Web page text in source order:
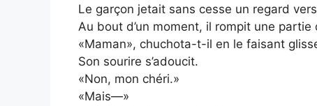
Le garçon jetait sans cesse un regard
Au bout d’un moment, il rompit une
«Maman», chuchota-t-il en le faisant
Son sourire s’adoucit.
«Non, mon chéri.»
«Mais—»